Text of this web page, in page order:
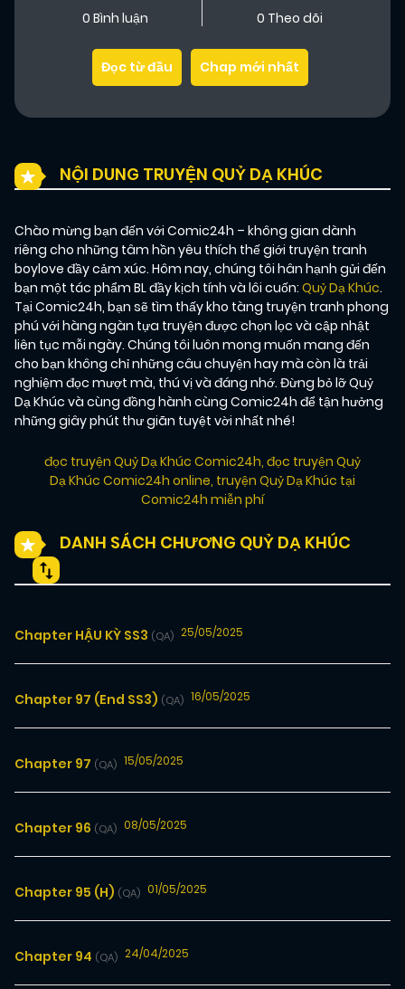
0 Bình luận 0 Theo dõi
Đọc từ đầu Chap mới nhất
NỘI DUNG TRUYỆN QUỶ DẠ KHÚC
Chào mừng bạn đến với Comic24h – không gian dành
riêng cho những tâm hồn yêu thích thế giới truyện tranh
boylove đầy cảm xúc. Hôm nay, chúng tôi hân hạnh gửi đến
bạn một tác phẩm BL đầy kịch tính và lôi cuốn: Quỷ Dạ Khúc.
Tại Comic24h, bạn sẽ tìm thấy kho tàng truyện tranh phong
phú với hàng ngàn tựa truyện được chọn lọc và cập nhật
liên tục mỗi ngày. Chúng tôi luôn mong muốn mang đến
cho bạn không chỉ những câu chuyện hay mà còn là trải
nghiệm đọc mượt mà, thú vị và đáng nhớ. Đừng bỏ lỡ Quỷ
Dạ Khúc và cùng đồng hành cùng Comic24h để tận hưởng
những giây phút thư giãn tuyệt vời nhất nhé!
đọc truyện Quỷ Dạ Khúc Comic24h, đọc truyện Quỷ
Dạ Khúc Comic24h online, truyện Quỷ Dạ Khúc tại
Comic24h miễn phí
DANH SÁCH CHƯƠNG QUỶ DẠ KHÚC
Chapter HẬU KỲ SS3 (QA) 25/05/2025
Chapter 97 (End SS3) (QA) 16/05/2025
Chapter 97 (QA) 15/05/2025
Chapter 96 (QA) 08/05/2025
Chapter 95 (H) (QA) 01/05/2025
Chapter 94 (QA) 24/04/2025